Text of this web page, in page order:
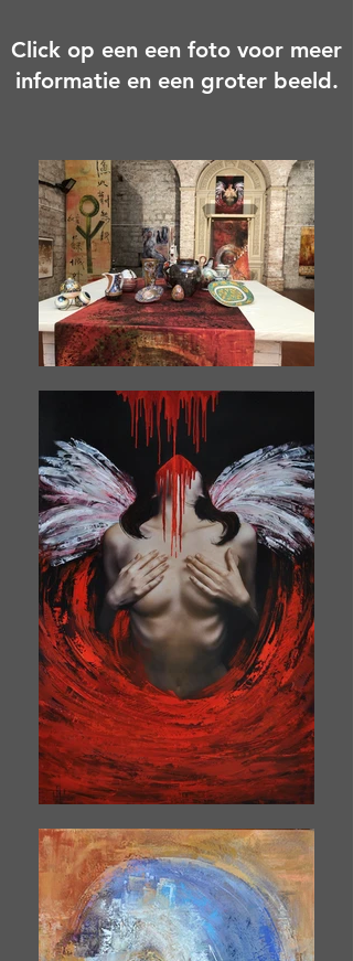
Click op een een foto voor meer
informatie en een groter beeld.